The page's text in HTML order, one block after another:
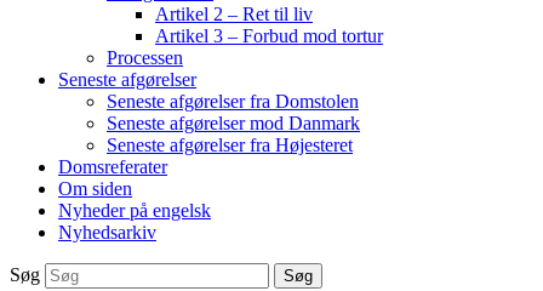
Artikel 2 – Ret til liv
Artikel 3 – Forbud mod tortur
Processen
Seneste afgørelser
Seneste afgørelser fra Domstolen
Seneste afgørelser mod Danmark
Seneste afgørelser fra Højesteret
Domsreferater
Om siden
Nyheder på engelsk
Nyhedsarkiv
Søg